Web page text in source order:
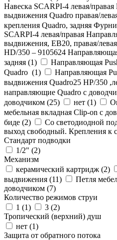
Навеска SCARPI-4 левая/
выдвижения Quadro правая/
крепления Quadro, задняя
SCARPI-4 левая/правая
выдвижения, ЕВ20, правая/
HD/350 – 9105624
задняя (1)
Направляющая
Quadro (1)
Направляющая
выдвижения Quadro25 НР/350
направляющие Quadro с
доводчиком (25) нет (1)
мебельная вкладная Clip-on с
биде (2)
Со светодиодной
выход свободный. Крепления к
Стандарт подводки
1/2" (2)
Механизм
керамический картридж (2)
выдвижения (11)
Петля
доводчиком (7)
Количество режимов струи
1 (1) 3 (2)
Тропический (верхний) душ
нет (1)
Защита от обратного потока